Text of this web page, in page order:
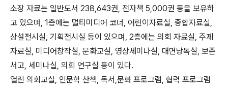
소장 자료는 일반도서 238,643권, 전자책 5,000권 등을 보유하
고 있으며, 1층에는 멀티미디어 코너, 어린이자료실, 종합자료실,
상설전시실, 기획전시실 등이 있으며, 2층에는 의회 자료실, 주제
자료실, 미디어창작실, 문화교실, 영상세미나실, 대면낭독실, 보존
서고, 세미나실, 의회 연구실 등이 있다.
열린 의회교실, 인문학 산책, 독서,문화 프로그램, 협력 프로그램